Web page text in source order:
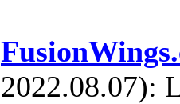
2022.08.07):